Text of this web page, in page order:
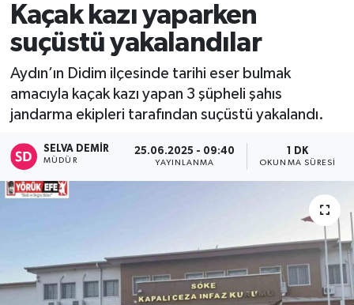
Kaçak kazı yaparken
suçüstü yakalandılar
Aydın’ın Didim ilçesinde tarihi eser bulmak
amacıyla kaçak kazı yapan 3 şüpheli şahıs
jandarma ekipleri tarafından suçüstü yakalandı.
SELVA DEMIR
MÜDÜR
25.06.2025 - 09:40
YAYINLANMA
1 DK
OKUNMA SÜRESI
Tüm Manşetler
Son Dakika Haberleri
Haber Arşivi